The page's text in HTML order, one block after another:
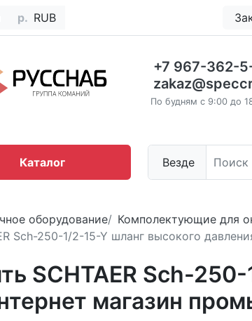
р. RUB
+7 967-362-
По будням с 9:00 до
Везде
Каталог
оборудование
Комполектующие для
Sch-250-1/2-15-Y шланг высокого
SCHTAER Sch-
магазин